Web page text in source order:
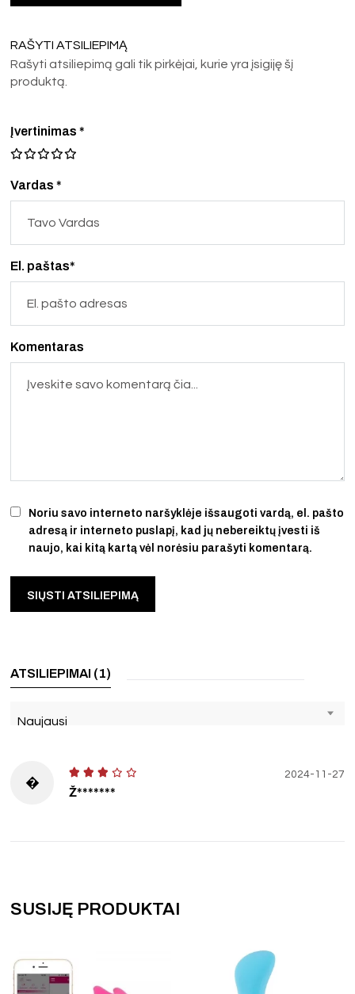
RAŠYTI ATSILIEPIMĄ
Rašyti atsiliepimą gali tik pirkėjai, kurie yra įsigiję šį
produktą.
Vardas *
El. paštas*
Noriu savo interneto naršyklėje išsaugoti vardą, el. pašto
adresą ir interneto puslapį, kad jų nebereiktų įvesti iš
naujo, kai kitą kartą vėl norėsiu parašyti komentarą.
Įvertinimas*
Komentaras
ATSILIEPIMAI (1)
Naujausi
�
Ž*******
2024-11-27
SUSIJĘ PRODUKTAI